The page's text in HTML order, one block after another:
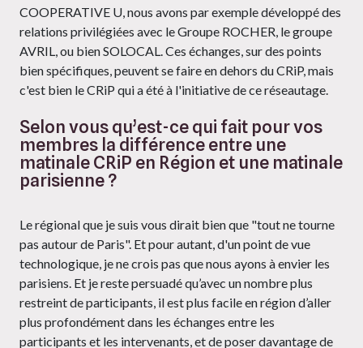
COOPERATIVE U, nous avons par exemple développé des
relations privilégiées avec le Groupe ROCHER, le groupe
AVRIL, ou bien SOLOCAL. Ces échanges, sur des points
bien spécifiques, peuvent se faire en dehors du CRiP, mais
c'est bien le CRiP qui a été à l'initiative de ce réseautage.
Selon vous qu’est-ce qui fait pour vos
membres la différence entre une
matinale CRiP en Région et une matinale
parisienne ?
Le régional que je suis vous dirait bien que "tout ne tourne
pas autour de Paris". Et pour autant, d'un point de vue
technologique, je ne crois pas que nous ayons à envier les
parisiens. Et je reste persuadé qu’avec un nombre plus
restreint de participants, il est plus facile en région d’aller
plus profondément dans les échanges entre les
participants et les intervenants, et de poser davantage de